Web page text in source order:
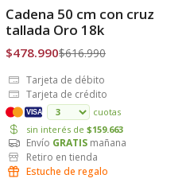
Envío Gratis
Cadena 50 cm con cruz
tallada Oro 18k
$478.990$616.990
Tarjeta de débito
Tarjeta de crédito
VISA
cuotas
sin interés de $159.663
Envío GRATIS mañana
Retiro en tienda
Estuche de regalo